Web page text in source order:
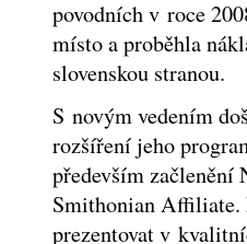
povodních v roce
místo a proběhla
slovenskou stranou.
S novým vedením
rozšíření jeho
především
Smithonian Affiliate.
prezentovat v